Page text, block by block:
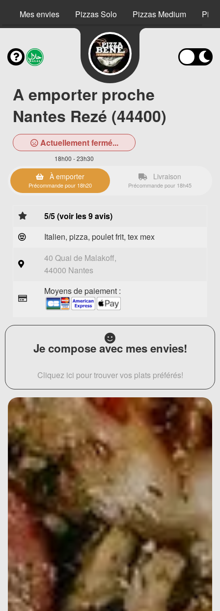
Mes envies Pizzas Solo Pizzas Medium
A emporter proche
Nantes Rezé (44400)
Actuellement fermé...
18h00 - 23h30
À emporter
Précommande pour 18h20
Livraison
Précommande pour 18h45
5/5 (voir les 9 avis)
Italien, pizza, poulet frit, tex mex
40 Quai de Malakoff,
44000 Nantes
Moyens de paiement :
Je compose avec mes envies!
Cliquez ici pour trouver vos plats préférés!